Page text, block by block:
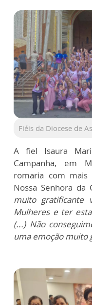
Fiéis da Diocese de
A fiel Isaura
Campanha, em
romaria com mais
Nossa Senhora da
muito gratificante
Mulheres e ter
(...) Não
uma emoção muito